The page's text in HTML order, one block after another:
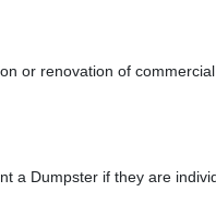
or renovation of
a Dumpster if they are